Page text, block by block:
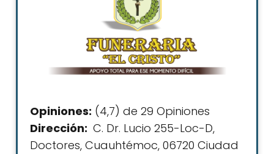
Opiniones: (4,7) de 29 Opiniones
Dirección: C. Dr. Lucio 255-Loc-D,
Doctores, Cuauhtémoc, 06720 Ciudad